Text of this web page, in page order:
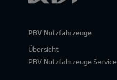
PBV Nutzfahrzeuge
Übersicht
PBV Nutzfahrzeuge Service